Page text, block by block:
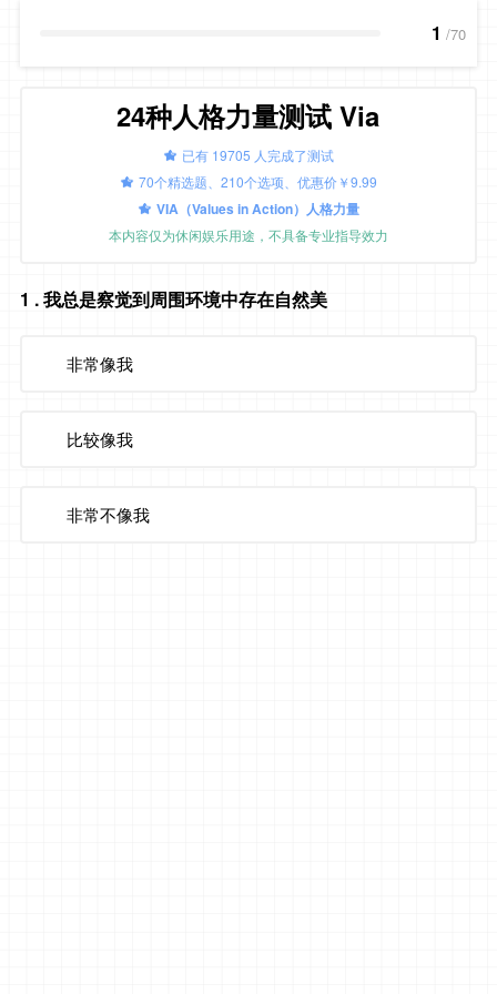
1/70
24种人格力量测试 Via
已有 19705 人完成了测试
70个精选题、210个选项、优惠价￥9.99
VIA（Values in Action）人格力量
本内容仅为休闲娱乐用途，不具备专业指导效力
1 . 我总是察觉到周围环境中存在自然美
非常像我
比较像我
非常不像我